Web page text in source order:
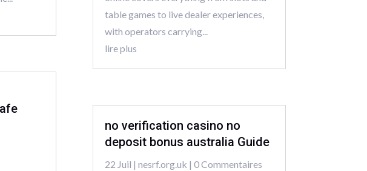
table games to live dealer experiences,
with operators carrying...
lire plus
no verification casino no
deposit bonus australia Guide
22 Juil | nesrf.org.uk | 0 Commentaires